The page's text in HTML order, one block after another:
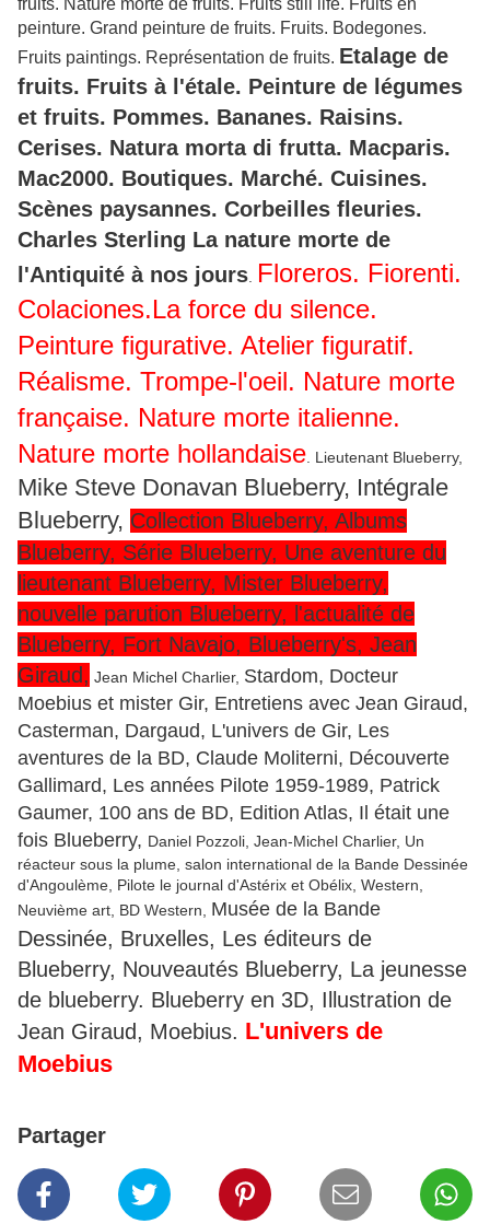
fruits. Nature morte de fruits. Fruits still life. Fruits en
peinture. Grand peinture de fruits. Fruits. Bodegones.
Fruits paintings. Représentation de fruits. Etalage de
fruits. Fruits à l'étale. Peinture de légumes
et fruits. Pommes. Bananes. Raisins.
Cerises. Natura morta di frutta. Macparis.
Mac2000. Boutiques. Marché. Cuisines.
Scènes paysannes. Corbeilles fleuries.
Charles Sterling La nature morte de
l'Antiquité à nos jours Floreros. Fiorenti.
Colaciones.La force du silence.
Peinture figurative. Atelier figuratif.
Réalisme. Trompe-l'oeil. Nature morte
française. Nature morte italienne.
Nature morte hollandaise . Lieutenant Blueberry,
Mike Steve Donavan Blueberry, Intégrale
Blueberry, Collection Blueberry, Albums
Blueberry, Série Blueberry, Une aventure du
lieutenant Blueberry, Mister Blueberry,
nouvelle parution Blueberry, l'actualité de
Blueberry, Fort Navajo, Blueberry's, Jean
Giraud, Jean Michel Charlier, Stardom, Docteur
Moebius et mister Gir, Entretiens avec Jean Giraud,
Casterman, Dargaud, L'univers de Gir, Les
aventures de la BD, Claude Moliterni, Découverte
Gallimard, Les années Pilote 1959-1989, Patrick
Gaumer, 100 ans de BD, Edition Atlas, Il était une
fois Blueberry, Daniel Pozzoli, Jean-Michel Charlier, Un
réacteur sous la plume, salon international de la Bande Dessinée
d'Angoulème, Pilote le journal d'Astérix et Obélix, Western,
Neuvième art, BD Western, Musée de la Bande
Dessinée, Bruxelles, Les éditeurs de
Blueberry, Nouveautés Blueberry, La jeunesse
de blueberry. Blueberry en 3D, Illustration de
Jean Giraud, Moebius. L'univers de
Moebius
Partager